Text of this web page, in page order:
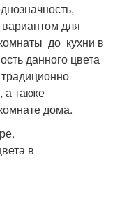
для
до кухни в
данного цвета
также
дома.